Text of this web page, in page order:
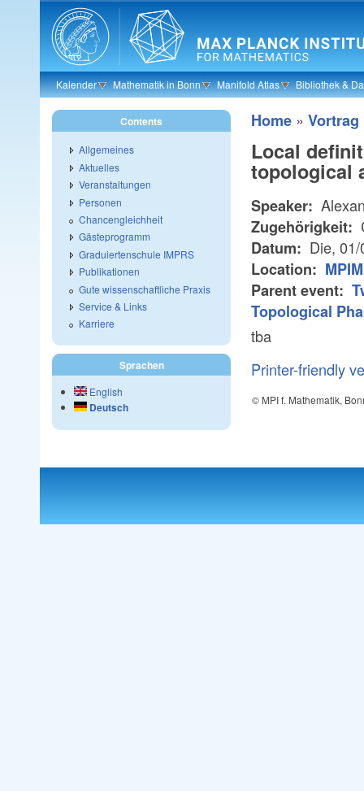
Skip to main content
Kalender Mathematik in Bonn Manifold Atlas Bibliothek &
Home » Vortrag
Local
topological
Speaker:
Zugehörigkeit:
Datum: Die,
Location:
Parent event:
Topological
tba
Printer-friendly
© MPI f. Mathematik,
Contents
Allgemeines
Aktuelles
Veranstaltungen
Personen
Chancengleichheit
Gästeprogramm
Graduiertenschule IMPRS
Publikationen
Gute wissenschaftliche Praxis
Service & Links
Karriere
Sprachen
English
Deutsch